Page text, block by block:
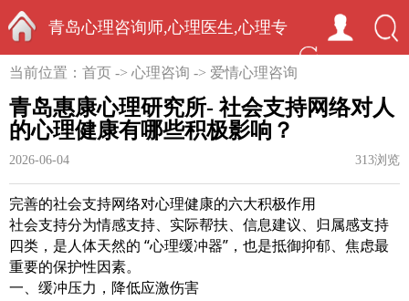
首页
青岛心理咨询师,心理医生,心理专
家-中国心理学家秦启竞
当前位置： 首页 -> 心理咨询 -> 爱情心理咨询
青岛惠康心理研究所- 社会支持网络对人
的心理健康有哪些积极影响？
2026-06-04 313浏览
完善的社会支持网络对心理健康的六大积极作用
社会支持分为情感支持、实际帮扶、信息建议、归属感支持
四类，是人体天然的 “心理缓冲器”，也是抵御抑郁、焦虑最
重要的保护性因素。
一、缓冲压力，降低应激伤害